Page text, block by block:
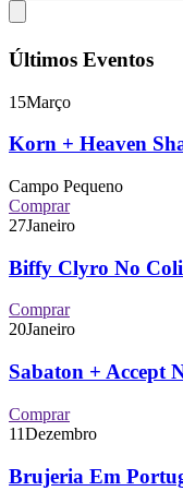
Últimos Eventos
15Março
Korn + Heaven
Campo Pequeno
Comprar
27Janeiro
Biffy Clyro No
Comprar
20Janeiro
Sabaton + Accept
Comprar
11Dezembro
Brujeria Em